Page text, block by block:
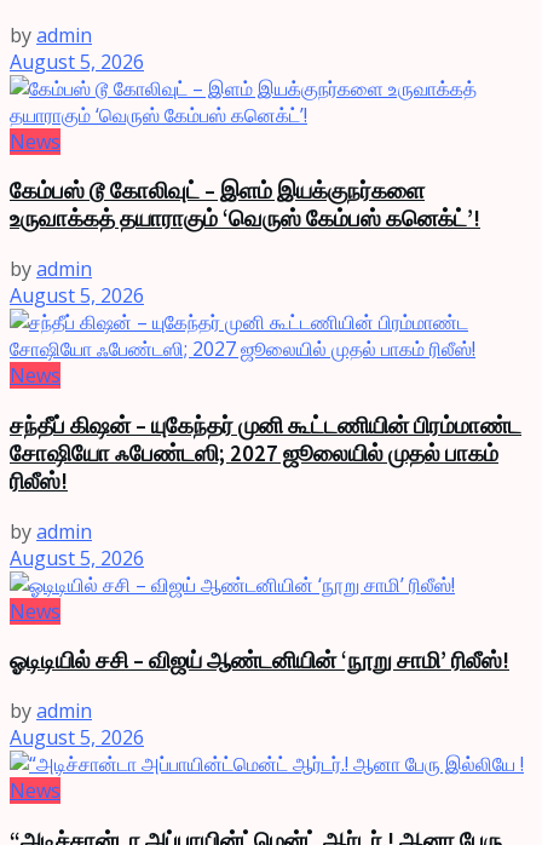
byadmin
August 5, 2026
News
கேம்பஸ் டூ கோலிவுட் – இளம் இயக்குநர்களை
உருவாக்கத் தயாராகும் ‘வெருஸ் கேம்பஸ் கனெக்ட்’!
byadmin
August 5, 2026
News
சந்தீப் கிஷன் – யுகேந்தர் முனி கூட்டணியின் பிரம்மாண்ட
சோஷியோ ஃபேண்டஸி; 2027 ஜூலையில் முதல் பாகம்
ரிலீஸ்!
byadmin
August 5, 2026
News
ஓடிடியில் சசி – விஜய் ஆண்டனியின் ‘நூறு சாமி’ ரிலீஸ்!
byadmin
August 5, 2026
News